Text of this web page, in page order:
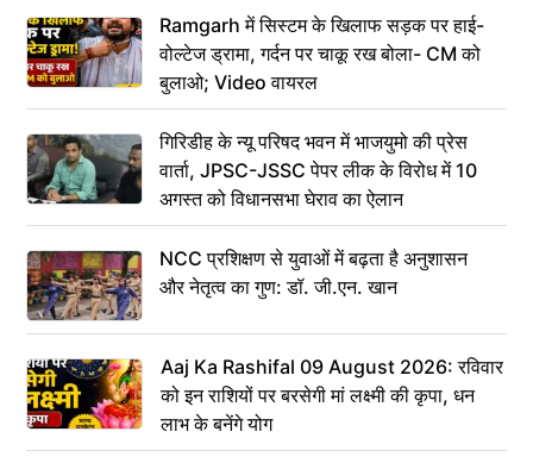
Ramgarh में सिस्टम के खिलाफ सड़क पर हाई-
वोल्टेज ड्रामा, गर्दन पर चाकू रख बोला- CM को
बुलाओ; Video वायरल
गिरिडीह के न्यू परिषद भवन में भाजयुमो की प्रेस
वार्ता, JPSC-JSSC पेपर लीक के विरोध में 10
अगस्त को विधानसभा घेराव का ऐलान
NCC प्रशिक्षण से युवाओं में बढ़ता है अनुशासन
और नेतृत्व का गुण: डॉ. जी.एन. खान
Aaj Ka Rashifal 09 August 2026: रविवार
को इन राशियों पर बरसेगी मां लक्ष्मी की कृपा, धन
लाभ के बनेंगे योग